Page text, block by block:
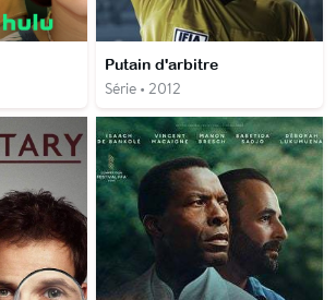
Putain d'arbitre
Série • 2012